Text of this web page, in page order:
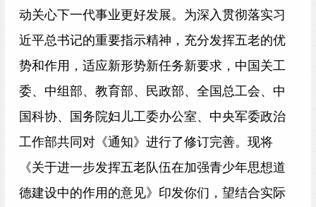
动关心下一代事业更好发展。为深入贯彻落实习
近平总书记的重要指示精神，充分发挥五老的优
势和作用，适应新形势新任务新要求，中国关工
委、中组部、教育部、民政部、全国总工会、中
国科协、国务院妇儿工委办公室、中央军委政治
工作部共同对《通知》进行了修订完善。现将
《关于进一步发挥五老队伍在加强青少年思想道
德建设中的作用的意见》印发你们，望结合实际